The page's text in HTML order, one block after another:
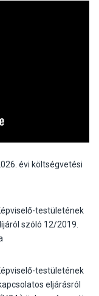
évi költségvetési
testületének
szóló 12/2019.
testületének
eljárásról